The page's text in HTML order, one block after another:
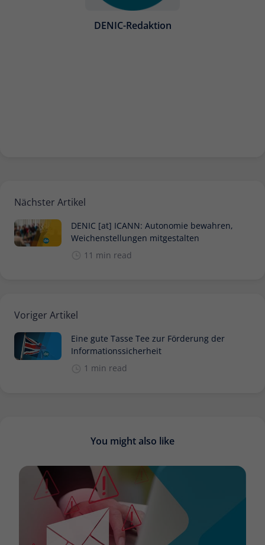
DENIC-Redaktion
Nächster Artikel
DENIC [at] ICANN: Autonomie bewahren,
Weichenstellungen mitgestalten
11 min read
Voriger Artikel
Eine gute Tasse Tee zur Förderung der
Informationssicherheit
1 min read
You might also like